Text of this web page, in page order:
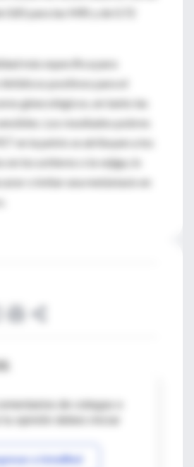
0.85 para las MRI y de 0.72
más específica para
positivos para el
ginecológicos, en tanto las
Los resultados pobres
en la pelvis se atribuyen a los
en los uréteres o la vejiga, lo
o imitar una metástasis en
de colegas o
a IntraMed